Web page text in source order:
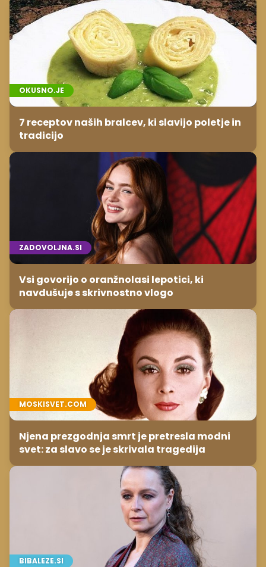
OKUSNO.JE
7 receptov naših bralcev, ki slavijo poletje in
tradicijo
ZADOVOLJNA.SI
Vsi govorijo o oranžnolasi lepotici, ki
navdušuje s skrivnostno vlogo
MOSKISVET.COM
Njena prezgodnja smrt je pretresla modni
svet: za slavo se je skrivala tragedija
BIBALEZE.SI